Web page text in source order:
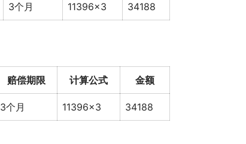
3个月 11396×3 34188
赔偿期限 计算公式 金额
3个月 11396×3 34188